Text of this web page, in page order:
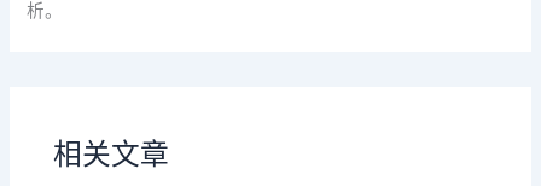
析。
相关文章